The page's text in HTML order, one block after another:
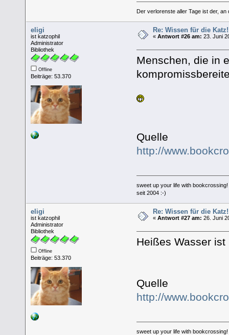
Der verlorenste aller Tage ist der, an
eligi
ist katzophil
Administrator
Bibliothek
Offline
Beiträge: 53.370
Re: Wissen für die Katz!
«Antwort #26 am: 23. Juni
Menschen, die in
Quelle
http://
sweet up your life with bookcrossing!
seit 2004 :-)
eligi
ist katzophil
Administrator
Bibliothek
Offline
Beiträge: 53.370
Re: Wissen für die Katz!
«Antwort #27 am: 26. Juni
Heißes Wasser
Quelle
http://
sweet up your life with bookcrossing!